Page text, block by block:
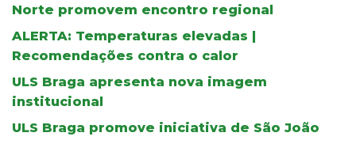
Norte promovem encontro regional
ALERTA: Temperaturas elevadas |
Recomendações contra o calor
ULS Braga apresenta nova imagem
institucional
ULS Braga promove iniciativa de São João